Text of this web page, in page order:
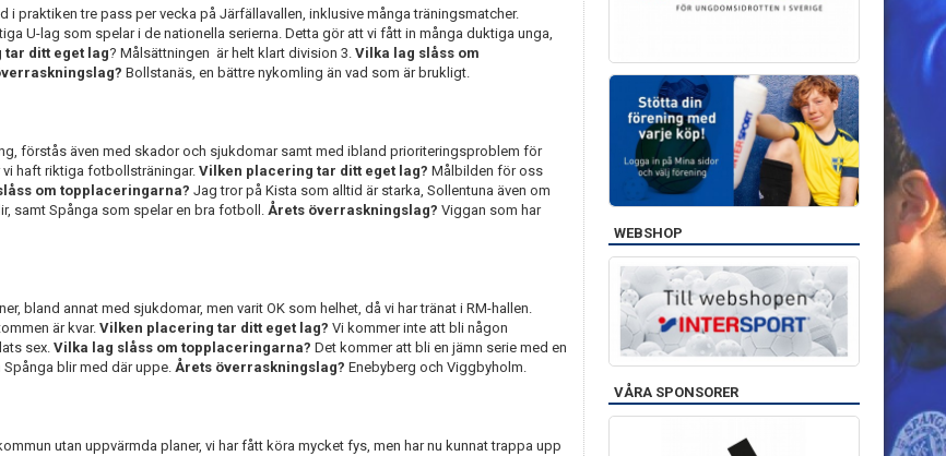
i praktiken tre pass per vecka på Järfällavallen, inklusive många träningsmatcher.
U-lag som spelar i de nationella serierna. Detta gör att vi fått in många duktiga unga,
ditt eget lag? Målsättningen är helt klart division 3. Vilka lag slåss om
Bollstanäs, en bättre nykomling än vad som är brukligt.
förstås även med skador och sjukdomar samt med ibland prioriteringsproblem för
vi haft riktiga fotbollsträningar. Vilken placering tar ditt eget lag? Målbilden för oss
om topplaceringarna? Jag tror på Kista som alltid är starka, Sollentuna även om
samt Spånga som spelar en bra fotboll. Årets överraskningslag? Viggan som har
bland annat med sjukdomar, men varit OK som helhet, då vi har tränat i RM-hallen.
är kvar. Vilken placering tar ditt eget lag? Vi kommer inte att bli någon
sex. Vilka lag slåss om topplaceringarna? Det kommer att bli en jämn serie med en
blir med där uppe.Årets överraskningslag? Enebyberg och Viggbyholm.
utan uppvärmda planer, vi har fått köra mycket fys, men har nu kunnat trappa upp
WEBSHOP
VÅRA SPONSORER